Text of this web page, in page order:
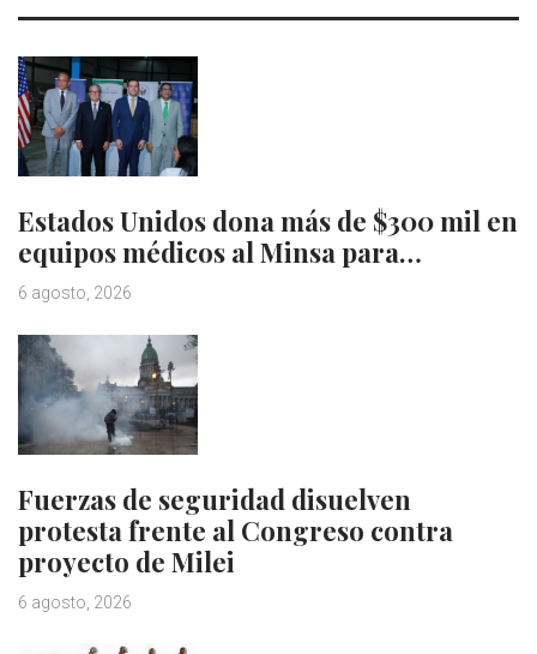
Estados Unidos dona más de $300 mil en
equipos médicos al Minsa para…
6 agosto, 2026
Fuerzas de seguridad disuelven
protesta frente al Congreso contra
proyecto de Milei
6 agosto, 2026